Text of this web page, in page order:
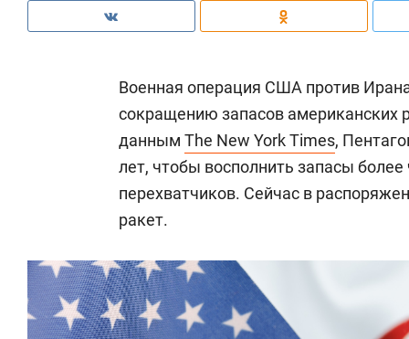
Военная операция США против
сокращению запасов американских
данным The New York Times,
лет, чтобы восполнить запасы
перехватчиков. Сейчас в
ракет.